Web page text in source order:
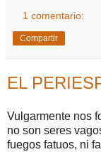
1 comentario:
Compartir
EL
Vulgarmente nos
no son seres
fuegos fatuos, ni